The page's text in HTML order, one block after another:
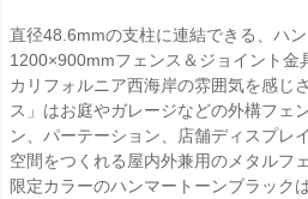
直径48.6mmの支柱に連結できる、ハ
1200×900mmフェンス＆ジョイント金
カリフォルニア西海岸の雰囲気を感じ
ス」はお庭やガレージなどの外構フェ
ン、パーテーション、店舗ディスプレ
空間をつくれる屋内外兼用のメタルフ
限定カラーのハンマートーンブラック